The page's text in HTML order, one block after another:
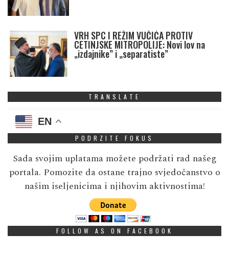
VRH SPC I REŽIM VUČIĆA PROTIV
CETINJSKE MITROPOLIJE: Novi lov na
„izdajnike” i „separatiste”
TRANSLATE
EN
PODRZITE FOKUS
Sada svojim uplatama možete podržati rad našeg
portala. Pomozite da ostane trajno svjedočanstvo o
našim iseljenicima i njihovim aktivnostima!
FOLLOW AS ON FACEBOOK